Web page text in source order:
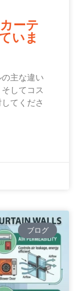
ーテ
いま
主な違い
してコス
てくださ
ブログ